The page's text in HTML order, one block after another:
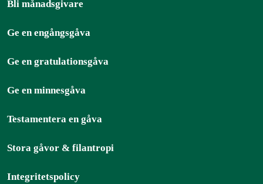
Bli månadsgivare
Ge en engångsgåva
Ge en gratulationsgåva
Ge en minnesgåva
Testamentera en gåva
Stora gåvor & filantropi
Integritetspolicy